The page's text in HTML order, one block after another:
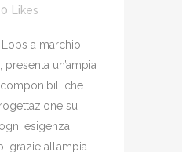
0 Likes
a marchio
presenta un’ampia
che
su
esigenza
grazie all’ampia